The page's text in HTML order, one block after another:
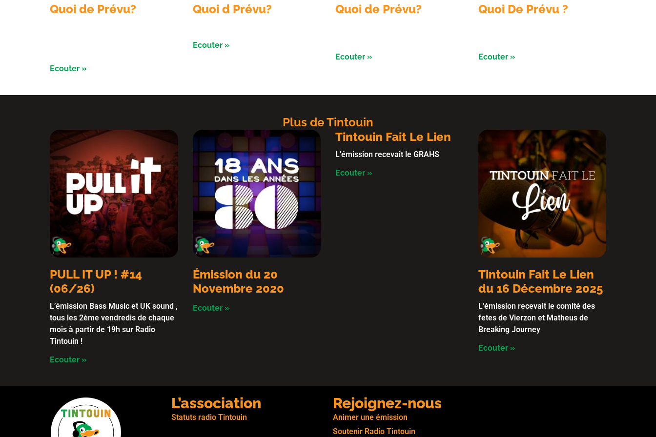
Quoi de Prévu?
Ecouter »
Quoi d Prévu?
Ecouter »
Quoi de Prévu?
Ecouter »
Quoi De Prévu ?
Ecouter »
Plus de Tintouin
PULL IT UP ! #14
(06/26)
L’émission Bass Music et UK sound ,
tous les 2ème vendredis de chaque
mois à partir de 19h sur Radio
Tintouin !
Ecouter »
Émission du 20
Novembre 2020
Ecouter »
Tintouin Fait Le Lien
L’émission recevait le GRAHS
Ecouter »
Tintouin Fait Le Lien
du 16 Décembre 2025
L’émission recevait le comité des
fetes de Vierzon et Matheus de
Breaking Journey
Ecouter »
L’association
Statuts radio Tintouin
Rejoignez-nous
Animer une émission
Soutenir Radio Tintouin